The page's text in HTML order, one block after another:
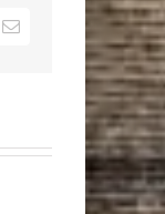
Email